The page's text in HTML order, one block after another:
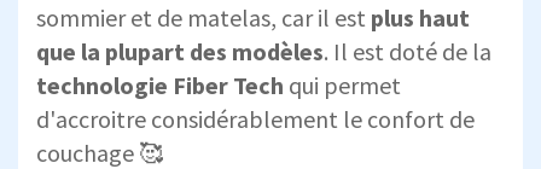
sommier et de matelas, car il est plus haut
que la plupart des modèles. Il est doté de la
technologie Fiber Tech qui permet
d'accroitre considérablement le confort de
couchage 🥰